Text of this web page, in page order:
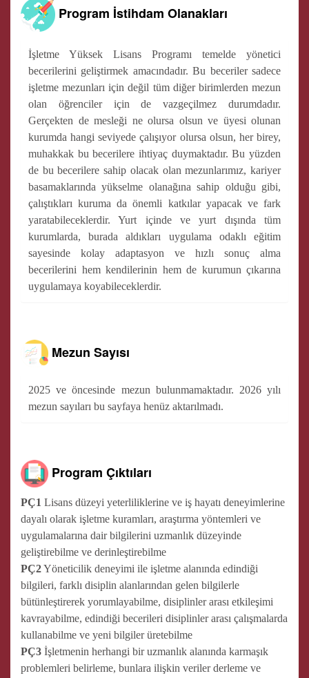
Program İstihdam Olanakları
İşletme Yüksek Lisans Programı temelde yönetici
becerilerini geliştirmek amacındadır. Bu beceriler sadece
işletme mezunları için değil tüm diğer birimlerden mezun
olan öğrenciler için de vazgeçilmez durumdadır.
Gerçekten de mesleği ne olursa olsun ve üyesi olunan
kurumda hangi seviyede çalışıyor olursa olsun, her birey,
muhakkak bu becerilere ihtiyaç duymaktadır. Bu yüzden
de bu becerilere sahip olacak olan mezunlarımız, kariyer
basamaklarında yükselme olanağına sahip olduğu gibi,
çalıştıkları kuruma da önemli katkılar yapacak ve fark
yaratabileceklerdir. Yurt içinde ve yurt dışında tüm
kurumlarda, burada aldıkları uygulama odaklı eğitim
sayesinde kolay adaptasyon ve hızlı sonuç alma
becerilerini hem kendilerinin hem de kurumun çıkarına
uygulamaya koyabileceklerdir.
Mezun Sayısı
2025 ve öncesinde mezun bulunmamaktadır. 2026 yılı
mezun sayıları bu sayfaya henüz aktarılmadı.
Program Çıktıları
PÇ1 Lisans düzeyi yeterliliklerine ve iş hayatı deneyimlerine
dayalı olarak işletme kuramları, araştırma yöntemleri ve
uygulamalarına dair bilgilerini uzmanlık düzeyinde
geliştirebilme ve derinleştirebilme
PÇ2Yöneticilik deneyimi ile işletme alanında edindiği
bilgileri, farklı disiplin alanlarından gelen bilgilerle
bütünleştirerek yorumlayabilme, disiplinler arası etkileşimi
kavrayabilme, edindiği becerileri disiplinler arası çalışmalarda
kullanabilme ve yeni bilgiler üretebilme
PÇ3 İşletmenin herhangi bir uzmanlık alanında karmaşık
problemleri belirleme, bunlara ilişkin veriler derleme ve